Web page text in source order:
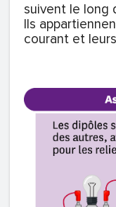
suivent le long
Ils
courant et